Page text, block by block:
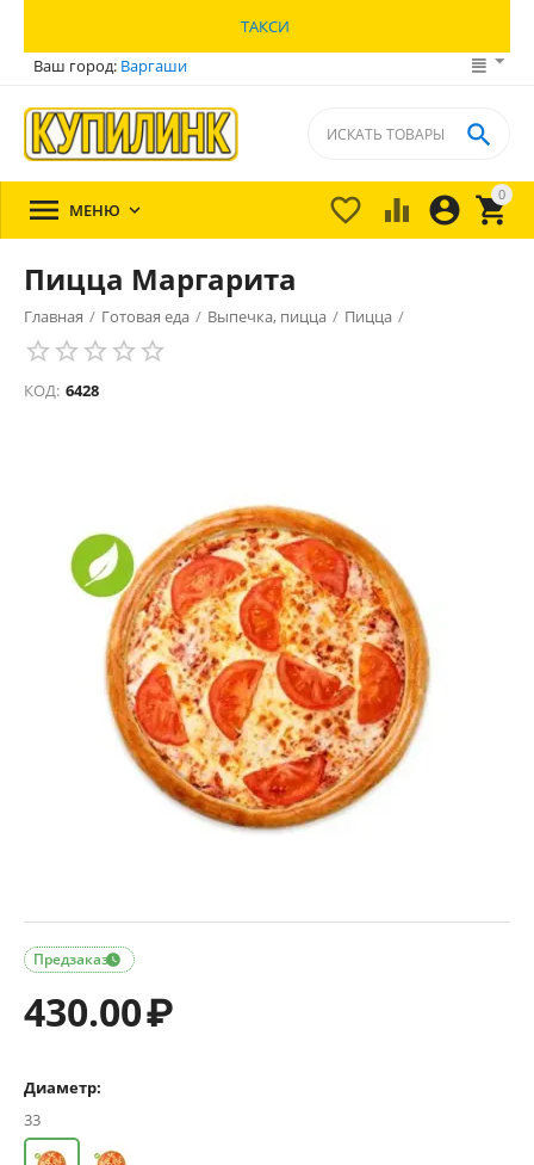
ТАКСИ
Ваш город: Варгаши
0


 

 МЕНЮ 
Пицца Маргарита
Главная / Готовая еда / Выпечка, пицца / Пицца /
КОД: 6428

Предзаказ
430.00₽
Диаметр:
33